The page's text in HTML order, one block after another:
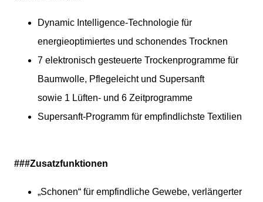
Dynamic Intelligence-Technologie für
energieoptimiertes und schonendes Trocknen
7 elektronisch gesteuerte Trockenprogramme für
Baumwolle, Pflegeleicht und Supersanft
sowie 1 Lüften- und 6 Zeitprogramme
Supersanft-Programm für empfindlichste Textilien
###Zusatzfunktionen
„Schonen“ für empfindliche Gewebe, verlängerter